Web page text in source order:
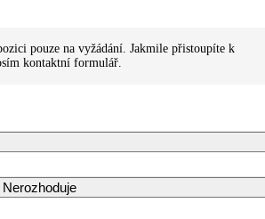
pouze na vyžádání. Jakmile přistoupíte k
kontaktní formulář.
Nerozhoduje